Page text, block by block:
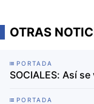
OTRAS
PORTADA
SOCIALES: Así
PORTADA